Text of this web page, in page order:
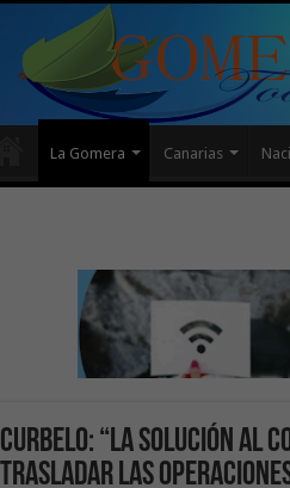
La Gomera Canarias
Curbelo: “La solución al
trasladar las